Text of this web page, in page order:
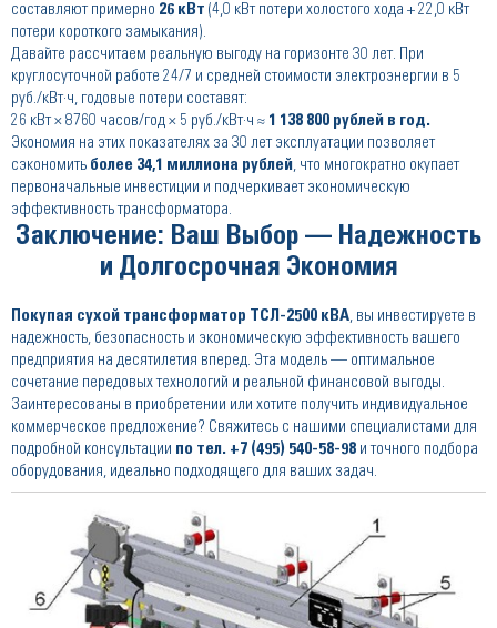
составляют примерно 26 кВт (4,0 кВт потери холостого хода + 22,0 кВт
потери короткого замыкания).
Давайте рассчитаем реальную выгоду на горизонте 30 лет. При
круглосуточной работе 24/7 и средней стоимости электроэнергии в 5
руб./кВт·ч, годовые потери составят:
26 кВт × 8760 часов/год × 5 руб./кВт·ч ≈ 1 138 800 рублей в год.
Экономия на этих показателях за 30 лет эксплуатации позволяет
сэкономить более 34,1 миллиона рублей, что многократно окупает
первоначальные инвестиции и подчеркивает экономическую
эффективность трансформатора.
Заключение: Ваш Выбор — Надежность
и Долгосрочная Экономия
Покупая сухой трансформатор ТСЛ-2500 кВА, вы инвестируете в
надежность, безопасность и экономическую эффективность вашего
предприятия на десятилетия вперед. Эта модель — оптимальное
сочетание передовых технологий и реальной финансовой выгоды.
Заинтересованы в приобретении или хотите получить индивидуальное
коммерческое предложение? Свяжитесь с нашими специалистами для
подробной консультации по тел. +7 (495) 540-58-98 и точного подбора
оборудования, идеально подходящего для ваших задач.